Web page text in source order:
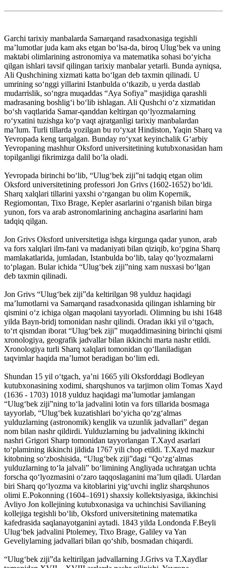
Garchi tarixiy manbalarda Samarqand rasadxonasiga tegishli
ma’lumotlar juda kam aks etgan bo‘lsa-da, biroq Ulug‘bek va uning
maktabi olimlarining astronomiya va matematika sohasi bo‘yicha
qilgan ishlari tavsif qilingan tarixiy manbalar yetarli. Bunda ayniqsa,
Ali Qushchining xizmati katta bo‘lgan deb taxmin qilinadi. U
umrining so‘nggi yillarini Istanbulda o‘tkazib, u yerda dastlab
mudarrislik, so‘ngra muqaddas “Aya Sofiya” masjidiga qarashli
madrasaning boshlig‘i bo‘lib ishlagan. Ali Qushchi o‘z xizmatidan
bo‘sh vaqtlarida Samar-qanddan keltirgan qo‘lyozmalarning
ro‘yxatini tuzishga ko‘p vaqt ajratganligi tarixiy manbalardan
ma’lum. Turli tillarda yozilgan bu ro‘yxat Hindiston, Yaqin Sharq va
Yevropada keng tarqalgan. Bunday ro‘yxat keyinchalik G‘arbiy
Yevropaning mashhur Oksford universitetining kutubxonasidan ham
topilganligi fikrimizga dalil bo‘la oladi.
Yevropada birinchi bo‘lib, “Ulug‘bek ziji”ni tadqiq etgan olim
Oksford universitetining professori Jon Grivs (1602-1652) bo‘ldi.
Sharq xalqlari tillarini yaxshi o‘rgangan bu olim Kopernik,
Regiomontan, Tixo Brage, Kepler asarlarini o‘rganish bilan birga
yunon, fors va arab astronomlarining anchagina asarlarini ham
tadqiq qilgan.
Jon Grivs Oksford universitetiga ishga kirgunga qadar yunon, arab
va fors xalqlari ilm-fani va madaniyati bilan qiziqib, ko‘pgina Sharq
mamlakatlarida, jumladan, Istanbulda bo‘lib, talay qo‘lyozmalarni
to‘plagan. Bular ichida “Ulug‘bek ziji”ning xam nusxasi bo‘lgan
deb taxmin qilinadi.
Jon Grivs “Ulug‘bek ziji”da keltirilgan 98 yulduz haqidagi
ma’lumotlarni va Samarqand rasadxonasida qilingan ishlarning bir
qismini o‘z ichiga olgan maqolani tayyorladi. Olimning bu ishi 1648
yilda Bayn-bridj tomonidan nashr qilindi. Oradan ikki yil o‘tgach,
to‘rt qismdan iborat “Ulug‘bek ziji” muqaddimasining birinchi qismi
xronologiya, geografik jadvallar bilan ikkinchi marta nashr etildi.
Xronologiya turli Sharq xalqlari tomonidan qo‘llaniladigan
taqvimlar haqida ma’lumot beradigan bo‘lim edi.
Shundan 15 yil o‘tgach, ya’ni 1665 yili Oksforddagi Bodleyan
kutubxonasining xodimi, sharqshunos va tarjimon olim Tomas Xayd
(1636 - 1703) 1018 yulduz haqidagi ma’lumotlar jamlangan
“Ulug‘bek ziji”ning to‘la jadvalini lotin va fors tillarida bosmaga
tayyorlab, “Ulug‘bek kuzatishlari bo‘yicha qo‘zg‘almas
yulduzlarning (astronomik) kenglik va uzunlik jadvallari” degan
nom bilan nashr qildirdi. Yulduzlarning bu jadvalining ikkinchi
nashri Grigori Sharp tomonidan tayyorlangan T.Xayd asarlari
to‘plamining ikkinchi jildida 1767 yili chop etildi. T.Xayd mazkur
kitobning so‘zboshisida, “Ulug‘bek ziji”dagi “Qo‘zg‘almas
yulduzlarning to‘la jalvali” bo‘limining Angliyada uchratgan uchta
forscha qo‘lyozmasini o‘zaro taqqoslaganini ma’lum qiladi. Ulardan
biri Sharq qo‘lyozma va kitoblarini yig‘uvchi ingliz sharqshunos
olimi E.Pokonning (1604–1691) shaxsiy kollektsiyasiga, ikkinchisi
Avliyo Jon kollejining kutubxonasiga va uchinchisi Savilianing
kollejiga tegishli bo‘lib, Oksford universitetining matematika
kafedrasida saqlanayotganini aytadi. 1843 yilda Londonda F.Beyli
Ulug‘bek jadvalini Ptolemey, Tixo Brage, Galiley va Yan
Geveliylarning jadvallari bilan qo‘shib, bosmadan chiqardi.
“Ulug‘bek ziji”da keltirilgan jadvallarning J.Grivs va T.Xaydlar